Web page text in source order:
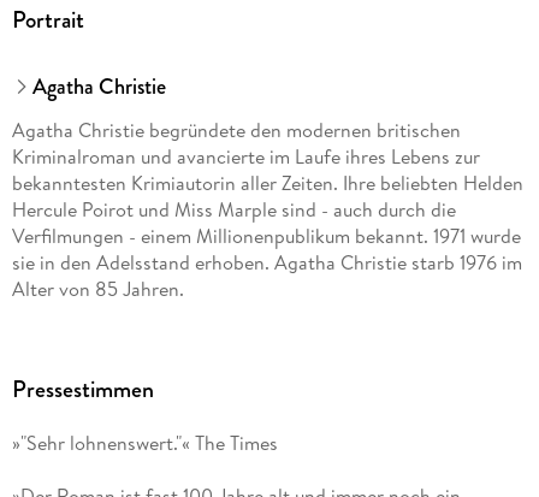
Portrait
Agatha Christie
Agatha Christie begründete den modernen britischen
Kriminalroman und avancierte im Laufe ihres Lebens zur
bekanntesten Krimiautorin aller Zeiten. Ihre beliebten Helden
Hercule Poirot und Miss Marple sind - auch durch die
Verfilmungen - einem Millionenpublikum bekannt. 1971 wurde
sie in den Adelsstand erhoben. Agatha Christie starb 1976 im
Alter von 85 Jahren.
Pressestimmen
»"Sehr lohnenswert."« The Times